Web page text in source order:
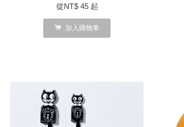
從NT$ 45 起
加入購物車